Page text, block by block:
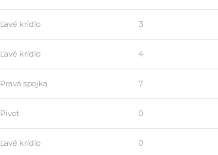
Ľavé krídlo 3
Ľavé krídlo 4
Pravá spojka 7
Pivot 0
Ľavé krídlo 0